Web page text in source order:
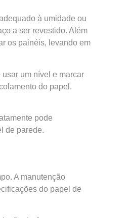
à umidade ou
a ser revestido. Além
os painéis, levando em
um nível e marcar
do papel.
pode
de parede.
A manutenção
do papel de